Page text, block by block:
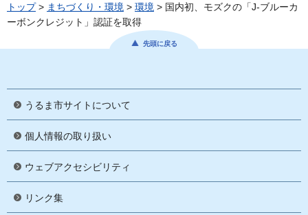
トップ> まちづくり・環境 > 環境 > 国内初、モズクの「J-ブルーカ
ーボンクレジット」認証を取得
先頭に戻る
うるま市サイトについて
個人情報の取り扱い
ウェブアクセシビリティ
リンク集